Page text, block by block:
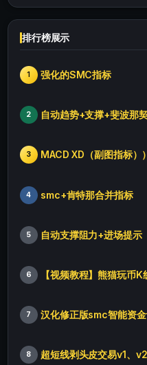
排行榜展示
1 强化的SMC指标
2 自动趋势+支撑+斐波那
3 MACD XD（副图指标）
4 smc+肯特那合并指标
5 自动支撑阻力+进场提示
6 【视频教程】熊猫玩币K
7 汉化修正版smc智能资
8 超短线剥头皮交易v1、